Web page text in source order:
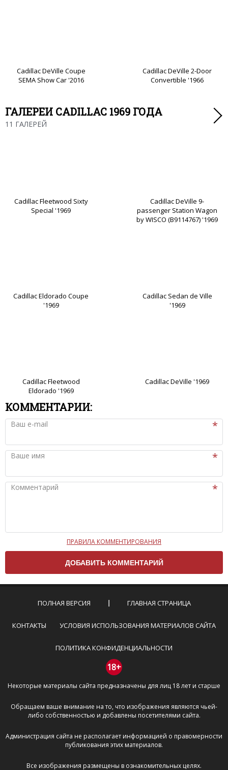
Cadillac DeVille Coupe
SEMA Show Car '2016
Cadillac DeVille 2-Door
Convertible '1966
ГАЛЕРЕИ CADILLAC 1969 ГОДА
11 ГАЛЕРЕЙ
Cadillac Fleetwood Sixty
Special '1969
Cadillac DeVille 9-
passenger Station Wagon
by WISCO (B9114767) '1969
Cadillac Eldorado Coupe
'1969
Cadillac Sedan de Ville
'1969
Cadillac Fleetwood
Eldorado '1969
Cadillac DeVille '1969
КОММЕНТАРИИ:
Ваш e-mail
Ваше имя
Комментарий
Чтобы ваш комментарий был опубликован на сайте,
вам нужно придерживаться следующих правил:
Комментарий не может быть слишком
эмоциональных высказываний.
Не стоит отклоняться от предмета обсуждения.
Пожалуйста, не используйте в комментарие
призывы к насилию и высказывания,
направленные на разжигание расовой,
межнациональной и религиозной розни —
пожалейте наших модераторов, они кстати
очень славные ребята, поверьте.
буквами.
Не копируйте рецензии с других сайтов, нам
важно именно ваше мнение.
Не размещайте рекламу!
И запаситесь терпением, все комментарии
ПРАВИЛА КОММЕНТИРОВАНИЯ
ПОЛНАЯ ВЕРСИЯ ГЛАВНАЯ СТРАНИЦА
КОНТАКТЫ УСЛОВИЯ ИСПОЛЬЗОВАНИЯ МАТЕРИАЛОВ САЙТА
ПОЛИТИКА КОНФИДЕНЦИАЛЬНОСТИ
18+
Некоторые материалы сайта предназначены для лиц 18 лет и старше
Обращаем ваше внимание на то, что изображения являются чьей-
либо собственностью и добавлены посетителями сайта.
Администрация сайта не располагает информацией о правомерности
публикования этих материалов.
Все изображения размещены в ознакомительных целях.